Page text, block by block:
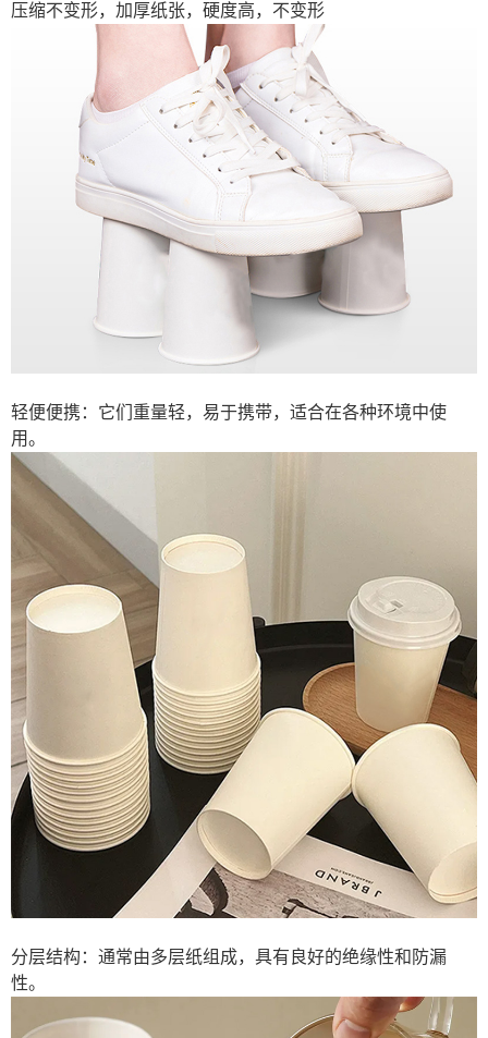
压缩不变形，加厚纸张，硬度高，不变形
轻便便携：它们重量轻，易于携带，适合在各种环境中使
用。
分层结构：通常由多层纸组成，具有良好的绝缘性和防漏
性。